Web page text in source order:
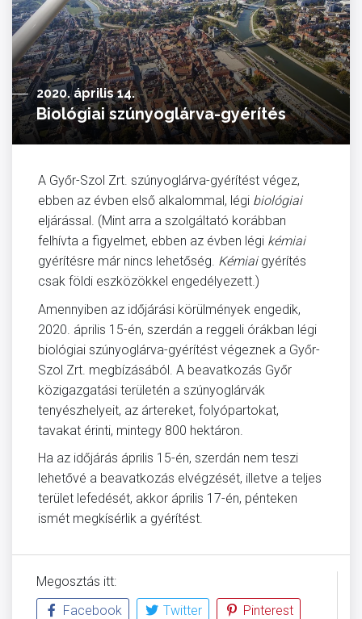
2020. április 14.
Biológiai szúnyoglárva-gyérítés
A Győr-Szol Zrt. szúnyoglárva-gyérítést végez,
ebben az évben első alkalommal, légi biológiai
eljárással. (Mint arra a szolgáltató korábban
felhívta a figyelmet, ebben az évben légi kémiai
gyérítésre már nincs lehetőség. Kémiai gyérítés
csak földi eszközökkel engedélyezett.)
Amennyiben az időjárási körülmények engedik,
2020. április 15-én, szerdán a reggeli órákban légi
biológiai szúnyoglárva-gyérítést végeznek a Győr-
Szol Zrt. megbízásából. A beavatkozás Győr
közigazgatási területén a szúnyoglárvák
tenyészhelyeit, az ártereket, folyópartokat,
tavakat érinti, mintegy 800 hektáron.
Ha az időjárás április 15-én, szerdán nem teszi
lehetővé a beavatkozás elvégzését, illetve a teljes
terület lefedését, akkor április 17-én, pénteken
ismét megkísérlik a gyérítést.
Megosztás itt:
Facebook
Twitter
Pinterest